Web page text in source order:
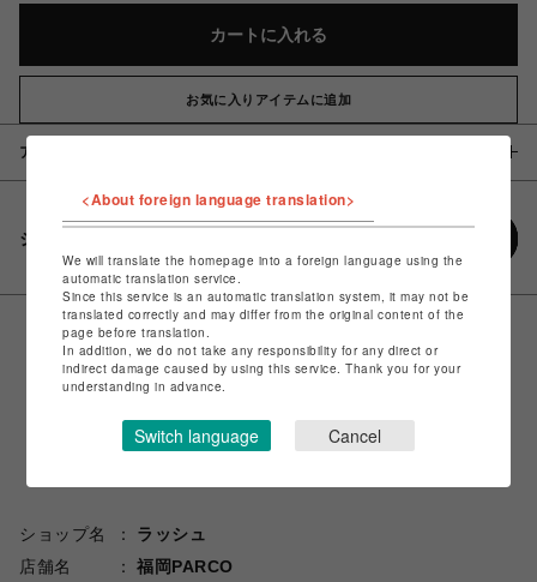
カートに入れる
お気に入りアイテムに追加
アイテム説明 / 素材
シェアする
ショップ名
ラッシュ
店舗名
福岡PARCO
<About foreign language translation>
We will translate the homepage into a foreign language using the
automatic translation service.
Since this service is an automatic translation system, it may not be
translated correctly and may differ from the original content of the
page before translation.
In addition, we do not take any responsibility for any direct or
indirect damage caused by using this service. Thank you for your
understanding in advance.
Switch language Cancel